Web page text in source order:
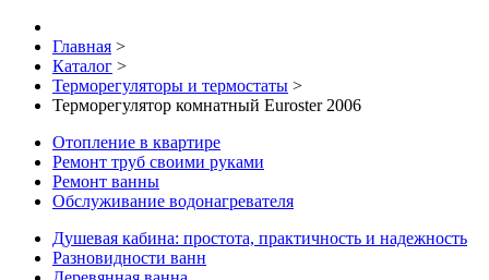
Главная >
Каталог >
Терморегуляторы и термостаты >
Терморегулятор комнатный Euroster 2006
Отопление в квартире
Ремонт труб своими руками
Ремонт ванны
Обслуживание водонагревателя
Душевая кабина: простота, практичность и надежность
Разновидности ванн